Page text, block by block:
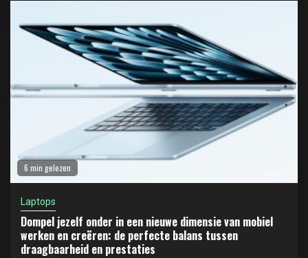
6 min gelezen
Laptops
Dompel jezelf onder in een nieuwe dimensie van mobiel
werken en creëren: de perfecte balans tussen
draagbaarheid en prestaties